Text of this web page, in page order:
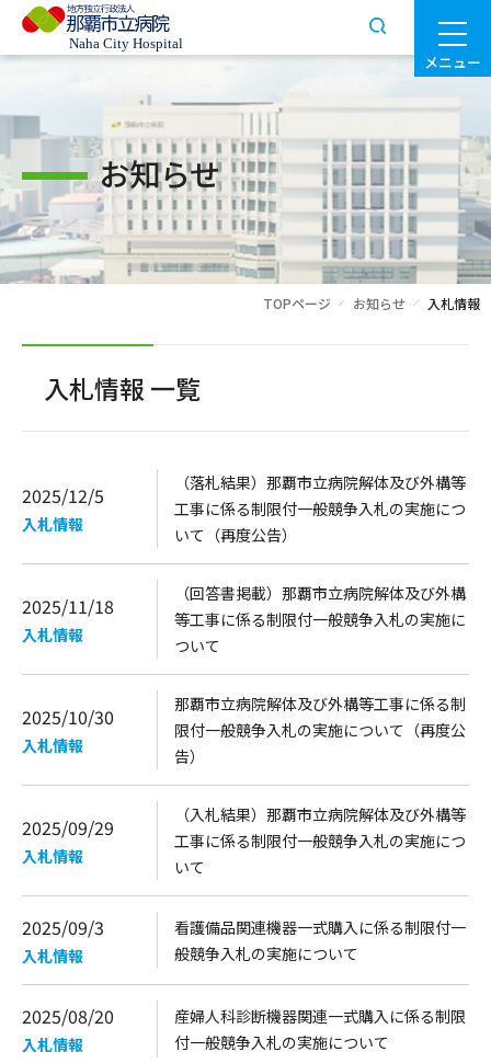
メニュー
お知らせ
TOPページ お知らせ 入札情報
入札情報 一覧
2025/12/5
入札情報
（落札結果）那覇市立病院解体及び外構等
工事に係る制限付一般競争入札の実施につ
いて（再度公告）
2025/11/18
入札情報
（回答書掲載）那覇市立病院解体及び外構
等工事に係る制限付一般競争入札の実施に
ついて
2025/10/30
入札情報
那覇市立病院解体及び外構等工事に係る制
限付一般競争入札の実施について（再度公
告）
2025/09/29
入札情報
（入札結果）那覇市立病院解体及び外構等
工事に係る制限付一般競争入札の実施につ
いて
2025/09/3
入札情報
看護備品関連機器一式購入に係る制限付一
般競争入札の実施について
2025/08/20
入札情報
産婦人科診断機器関連一式購入に係る制限
付一般競争入札の実施について